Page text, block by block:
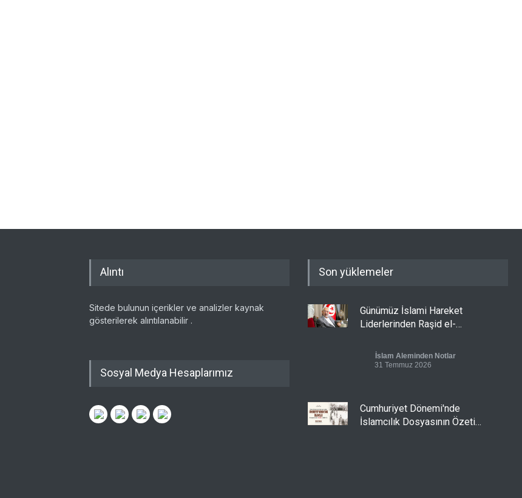
Alıntı
Sitede bulunun içerikler ve analizler kaynak
gösterilerek alıntılanabilir .
Sosyal Medya Hesaplarımız
Son yüklemeler
Günümüz İslami Hareket
Liderlerinden Raşid el-
Zindanlarında Ağır Tecrit
İslam Aleminden Notlar
31 Temmuz 2026
Cumhuriyet Dönemi'nde
İslamcılık Dosyasının Özeti